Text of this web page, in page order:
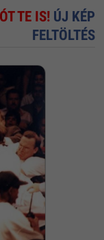
TE IS! ÚJ KÉP
FELTÖLTÉS